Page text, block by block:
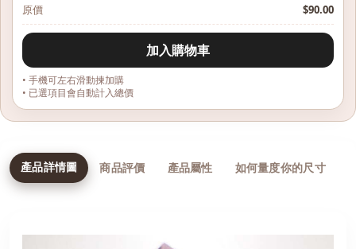
原價
$90.00
加入購物車
• 手機可左右滑動揀加購
• 已選項目會自動計入總價
產品詳情圖 商品評價 產品屬性 如何量度你的尺寸